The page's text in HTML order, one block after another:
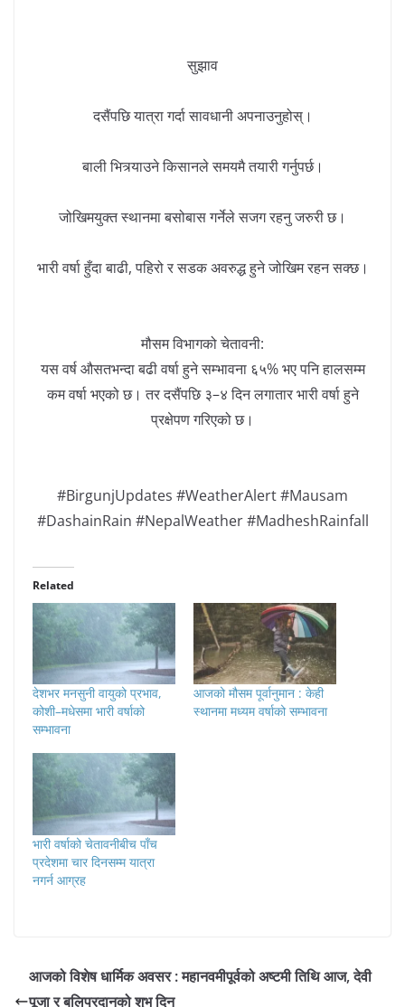
सुझाव
दसैंपछि यात्रा गर्दा सावधानी अपनाउनुहोस्।
बाली भित्र्याउने किसानले समयमै तयारी गर्नुपर्छ।
जोखिमयुक्त स्थानमा बसोबास गर्नेले सजग रहनु जरुरी छ।
भारी वर्षा हुँदा बाढी, पहिरो र सडक अवरुद्ध हुने जोखिम रहन सक्छ।
मौसम विभागको चेतावनी:
यस वर्ष औसतभन्दा बढी वर्षा हुने सम्भावना ६५% भए पनि हालसम्म
कम वर्षा भएको छ। तर दसैंपछि ३–४ दिन लगातार भारी वर्षा हुने
प्रक्षेपण गरिएको छ।
#BirgunjUpdates #WeatherAlert #Mausam
#DashainRain #NepalWeather #MadheshRainfall
Related
देशभर मनसुनी वायुको प्रभाव,
कोशी–मधेसमा भारी वर्षाको
सम्भावना
आजको मौसम पूर्वानुमान : केही
स्थानमा मध्यम वर्षाको सम्भावना
भारी वर्षाको चेतावनीबीच पाँच
प्रदेशमा चार दिनसम्म यात्रा
नगर्न आग्रह
आजको विशेष धार्मिक अवसर : महानवमीपूर्वको अष्टमी तिथि आज, देवी
पूजा र बलिप्रदानको शुभ दिन